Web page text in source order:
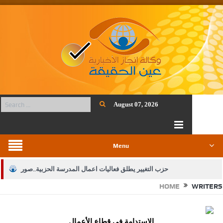
August 07, 2026
Menu
حزب التغيير يطلق فعاليات اعمال المدرسة الحزبية..صور
الجيش يفتح باب التجنيد لحملة البكالوريوس في الحقوق والقانون
HOME WRITERS